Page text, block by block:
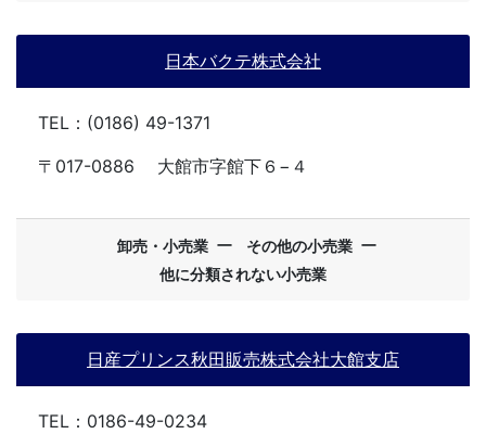
日本バクテ株式会社
TEL：(0186) 49-1371
〒017-0886
大館市字館下６−４
卸売・小売業 ー その他の小売業 ー
他に分類されない小売業
日産プリンス秋田販売株式会社大館支店
TEL：0186-49-0234